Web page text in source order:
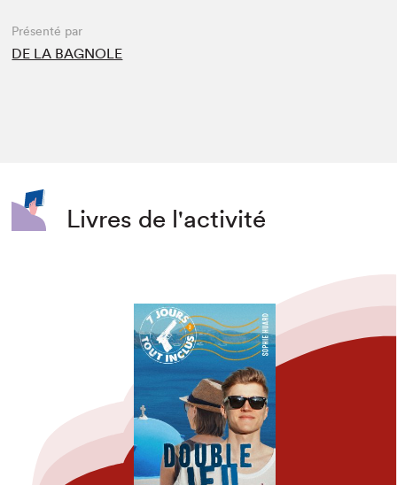
Présenté par
DE LA BAGNOLE
Livres de l'activité